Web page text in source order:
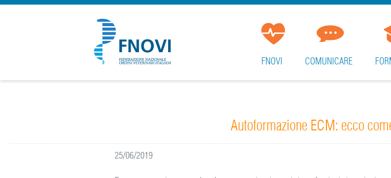
FNOVI COMUNICARE
Autoformazione ECM: ecco
25/06/2019